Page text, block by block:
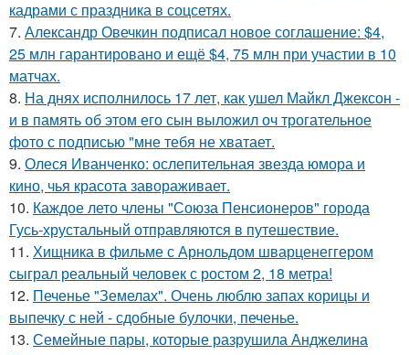
кадрами с праздника в соцсетях.
7. Александр Овечкин подписал новое соглашение: $4,
25 млн гарантировано и ещё $4, 75 млн при участии в 10
матчах.
8. На днях исполнилось 17 лет, как ушел Майкл Джексон -
и в память об этом его сын выложил оч трогательное
фото с подписью "мне тебя не хватает.
9. Олеся Иванченко: ослепительная звезда юмора и
кино, чья красота завораживает.
10. Каждое лето члены "Союза Пенсионеров" города
Гусь-хрустальный отправляются в путешествие.
11. Хищника в фильме с Арнольдом шварценеггером
сыграл реальный человек с ростом 2, 18 метра!
12. Печенье "Земелах". Очень люблю запах корицы и
выпечку с ней - сдобные булочки, печенье.
13. Семейные пары, которые разрушила Анджелина